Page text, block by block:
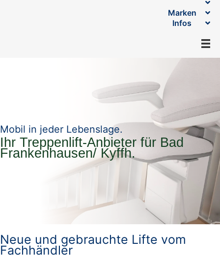
Marken
Infos
Mobil in jeder Lebenslage.
Ihr Treppenlift-Anbieter für Bad
Frankenhausen/ Kyffh.
Neue und gebrauchte Lifte vom
Fachhändler